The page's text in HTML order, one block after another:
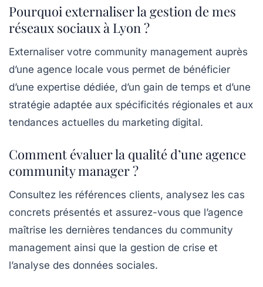
Pourquoi externaliser la gestion de mes
réseaux sociaux à Lyon ?
Externaliser votre community management auprès
d’une agence locale vous permet de bénéficier
d’une expertise dédiée, d’un gain de temps et d’une
stratégie adaptée aux spécificités régionales et aux
tendances actuelles du marketing digital.
Comment évaluer la qualité d’une agence
community manager ?
Consultez les références clients, analysez les cas
concrets présentés et assurez-vous que l’agence
maîtrise les dernières tendances du community
management ainsi que la gestion de crise et
l’analyse des données sociales.